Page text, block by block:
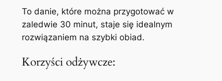
To danie, które można przygotować w
zaledwie 30 minut, staje się idealnym
rozwiązaniem na szybki obiad.
Korzyści odżywcze: